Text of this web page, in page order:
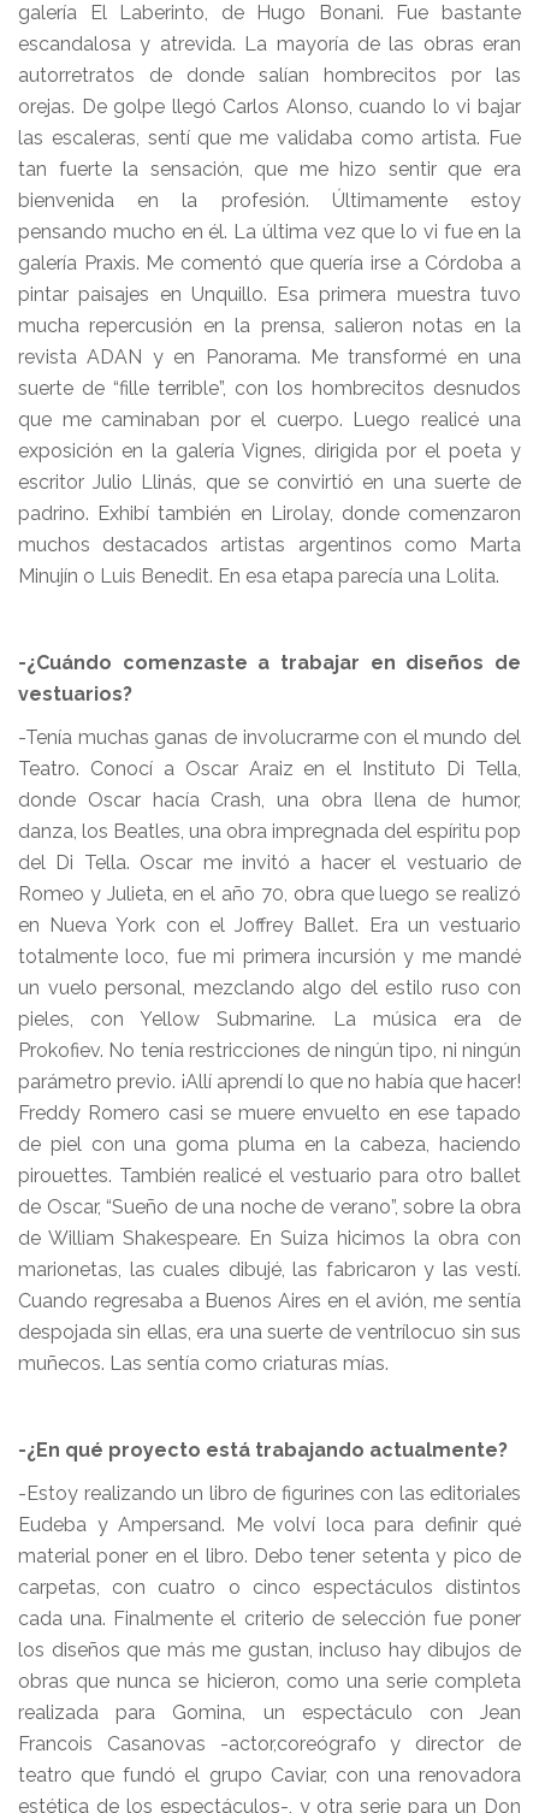
galería El Laberinto, de Hugo Bonani. Fue bastante
escandalosa y atrevida. La mayoría de las obras eran
autorretratos de donde salían hombrecitos por las
orejas. De golpe llegó Carlos Alonso, cuando lo vi bajar
las escaleras, sentí que me validaba como artista. Fue
tan fuerte la sensación, que me hizo sentir que era
bienvenida en la profesión. Últimamente estoy
pensando mucho en él. La última vez que lo vi fue en la
galería Praxis. Me comentó que quería irse a Córdoba a
pintar paisajes en Unquillo. Esa primera muestra tuvo
mucha repercusión en la prensa, salieron notas en la
revista ADAN y en Panorama. Me transformé en una
suerte de “fille terrible”, con los hombrecitos desnudos
que me caminaban por el cuerpo. Luego realicé una
exposición en la galería Vignes, dirigida por el poeta y
escritor Julio Llinás, que se convirtió en una suerte de
padrino. Exhibí también en Lirolay, donde comenzaron
muchos destacados artistas argentinos como Marta
Minujín o Luis Benedit. En esa etapa parecía una Lolita.
-¿Cuándo comenzaste a trabajar en diseños de
vestuarios?
-Tenía muchas ganas de involucrarme con el mundo del
Teatro. Conocí a Oscar Araiz en el Instituto Di Tella,
donde Oscar hacía Crash, una obra llena de humor,
danza, los Beatles, una obra impregnada del espíritu pop
del Di Tella. Oscar me invitó a hacer el vestuario de
Romeo y Julieta, en el año 70, obra que luego se realizó
en Nueva York con el Joffrey Ballet. Era un vestuario
totalmente loco, fue mi primera incursión y me mandé
un vuelo personal, mezclando algo del estilo ruso con
pieles, con Yellow Submarine. La música era de
Prokofiev. No tenía restricciones de ningún tipo, ni ningún
parámetro previo. ¡Allí aprendí lo que no había que hacer!
Freddy Romero casi se muere envuelto en ese tapado
de piel con una goma pluma en la cabeza, haciendo
pirouettes. También realicé el vestuario para otro ballet
de Oscar, “Sueño de una noche de verano”, sobre la obra
de William Shakespeare. En Suiza hicimos la obra con
marionetas, las cuales dibujé, las fabricaron y las vestí.
Cuando regresaba a Buenos Aires en el avión, me sentía
despojada sin ellas, era una suerte de ventrílocuo sin sus
muñecos. Las sentía como criaturas mías.
-¿En qué proyecto está trabajando actualmente?
-Estoy realizando un libro de figurines con las editoriales
Eudeba y Ampersand. Me volví loca para definir qué
material poner en el libro. Debo tener setenta y pico de
carpetas, con cuatro o cinco espectáculos distintos
cada una. Finalmente el criterio de selección fue poner
los diseños que más me gustan, incluso hay dibujos de
obras que nunca se hicieron, como una serie completa
realizada para Gomina, un espectáculo con Jean
Francois Casanovas -actor,coreógrafo y director de
teatro que fundó el grupo Caviar, con una renovadora
estética de los espectáculos-, y otra serie para un Don